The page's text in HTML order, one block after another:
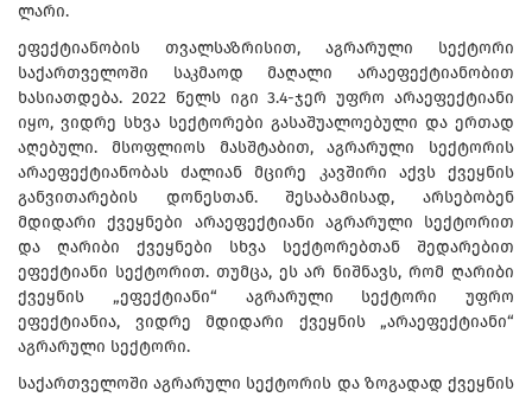
ლარი.
ეფექტიანობის თვალსაზრისით, აგრარული სექტორი
საქართველოში საკმაოდ მაღალი არაეფექტიანობით
ხასიათდება. 2022 წელს იგი 3.4-ჯერ უფრო არაეფექტიანი
იყო, ვიდრე სხვა სექტორები გასაშუალოებული და ერთად
აღებული. მსოფლიოს მასშტაბით, აგრარული სექტორის
არაეფექტიანობას ძალიან მცირე კავშირი აქვს ქვეყნის
განვითარების დონესთან. შესაბამისად, არსებობენ
მდიდარი ქვეყნები არაეფექტიანი აგრარული სექტორით
და ღარიბი ქვეყნები სხვა სექტორებთან შედარებით
ეფექტიანი სექტორით. თუმცა, ეს არ ნიშნავს, რომ ღარიბი
ქვეყნის „ეფექტიანი“ აგრარული სექტორი უფრო
ეფექტიანია, ვიდრე მდიდარი ქვეყნის „არაეფექტიანი“
აგრარული სექტორი.
საქართველოში აგრარული სექტორის და ზოგადად ქვეყნის